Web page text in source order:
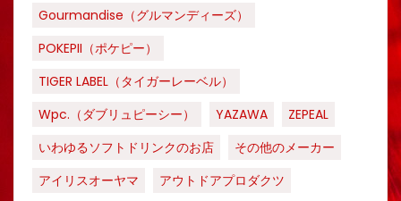
Gourmandise（グルマンディーズ）
POKEPII（ポケピー）
TIGER LABEL（タイガーレーベル）
Wpc.（ダブリュピーシー）
YAZAWA
ZEPEAL
いわゆるソフトドリンクのお店
その他のメーカー
アイリスオーヤマ
アウトドアプロダクツ